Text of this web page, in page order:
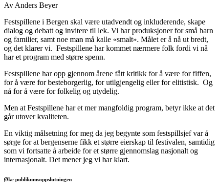
Av Anders Beyer
Festspillene i Bergen skal være utadvendt og inkluderende, skape
dialog og debatt og invitere til lek. Vi har produksjoner for små barn
og familier, samt noe man må kalle «smalt». Målet er å nå ut bredt,
og det klarer vi. Festspillene har kommet nærmere folk fordi vi nå
har et program med større spenn.
Festspillene har opp gjennom årene fått kritikk for å være for fiffen,
for å være for besteborgerlig, for utilgjengelig eller for elitistisk. Og
nå for å være for folkelig og utydelig.
Men at Festspillene har et mer mangfoldig program, betyr ikke at det
går utover kvaliteten.
En viktig målsetning for meg da jeg begynte som festspillsjef var å
sørge for at bergenserne fikk et større eierskap til festivalen, samtidig
som vi fortsatte å arbeide for et større gjennomslag nasjonalt og
internasjonalt. Det mener jeg vi har klart.
Øke publikumsoppslutningen